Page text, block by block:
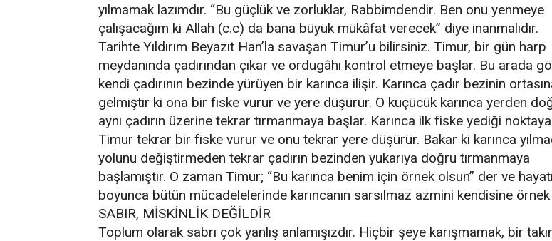
yılmamak lazımdır. “Bu güçlük ve zorluklar, Rabbimdendir. Ben onu yenmeye
çalışacağım ki Allah (c.c) da bana büyük mükâfat verecek” diye inanmalıdır.
Tarihte Yıldırım Beyazıt Han’la savaşan Timur’u bilirsiniz. Timur, bir gün harp
meydanında çadırından çıkar ve ordugâhı kontrol etmeye başlar. Bu arada
kendi çadırının bezinde yürüyen bir karınca ilişir. Karınca çadır bezinin
gelmiştir ki ona bir fiske vurur ve yere düşürür. O küçücük karınca yerden
aynı çadırın üzerine tekrar tırmanmaya başlar. Karınca ilk fiske yediği
Timur tekrar bir fiske vurur ve onu tekrar yere düşürür. Bakar ki karınca
yolunu değiştirmeden tekrar çadırın bezinden yukarıya doğru tırmanmaya
başlamıştır. O zaman Timur; “Bu karınca benim için örnek olsun” der ve hayatı
boyunca bütün mücadelelerinde karıncanın sarsılmaz azmini kendisine örnek
SABIR, MİSKİNLİK DEĞİLDİR
Toplum olarak sabrı çok yanlış anlamışızdır. Hiçbir şeye karışmamak, bir